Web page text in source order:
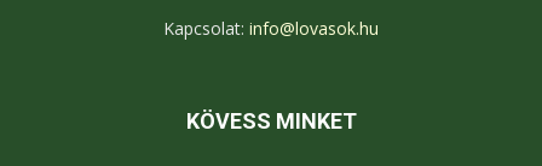
Kapcsolat: info@lovasok.hu
KÖVESS MINKET